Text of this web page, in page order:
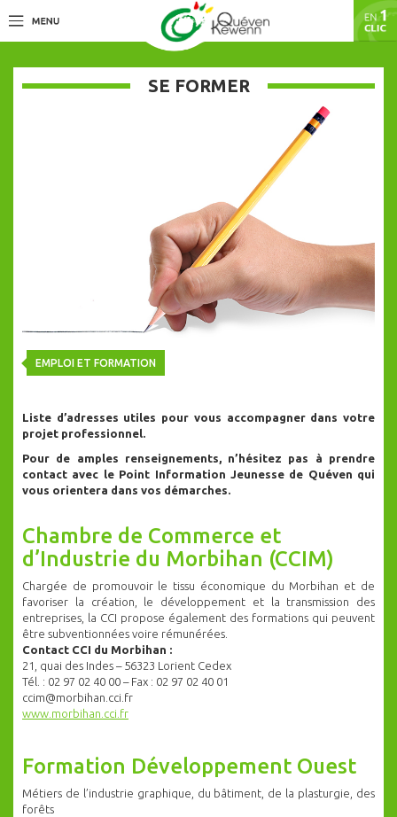
SE FORMER
EMPLOI ET FORMATION
Liste d’adresses utiles pour vous accompagner dans votre
projet professionnel.
Pour de amples renseignements, n’hésitez pas à prendre
contact avec le Point Information Jeunesse de Quéven qui
vous orientera dans vos démarches.
Chambre de Commerce et
d’Industrie du Morbihan (CCIM)
Chargée de promouvoir le tissu économique du Morbihan et de
favoriser la création, le développement et la transmission des
entreprises, la CCI propose également des formations qui peuvent
être subventionnées voire rémunérées.
Contact CCI du Morbihan :
21, quai des Indes – 56323 Lorient Cedex
Tél. : 02 97 02 40 00 – Fax : 02 97 02 40 01
ccim@morbihan.cci.fr
www.morbihan.cci.fr
Formation Développement Ouest
Métiers de l’industrie graphique, du bâtiment, de la plasturgie, des
forêts